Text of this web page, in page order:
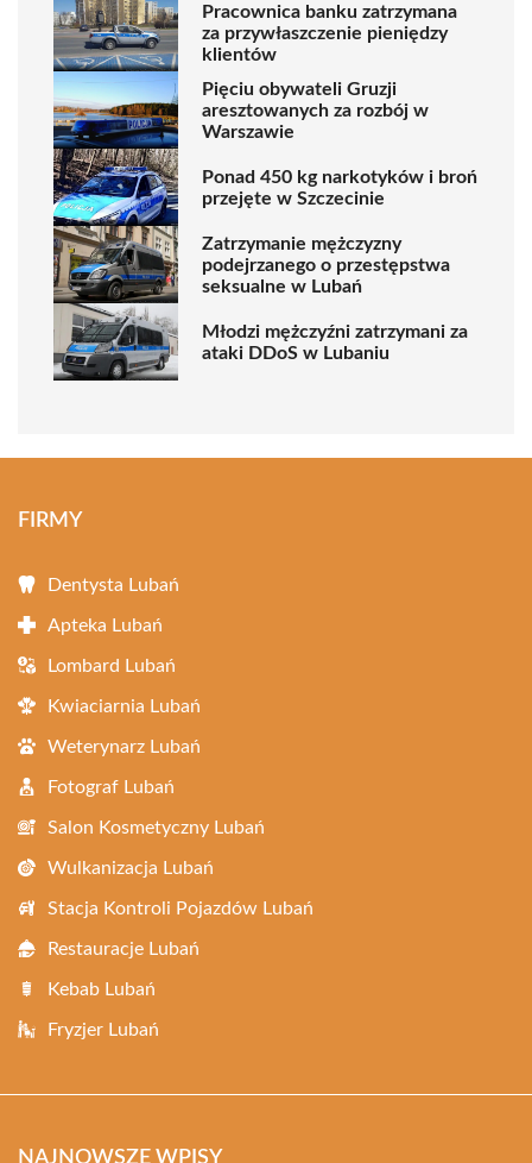
Pracownica banku zatrzymana
za przywłaszczenie pieniędzy
klientów
Pięciu obywateli Gruzji
aresztowanych za rozbój w
Warszawie
Ponad 450 kg narkotyków i broń
przejęte w Szczecinie
Zatrzymanie mężczyzny
podejrzanego o przestępstwa
seksualne w Lubań
Młodzi mężczyźni zatrzymani za
ataki DDoS w Lubaniu
FIRMY
Dentysta Lubań
Apteka Lubań
Lombard Lubań
Kwiaciarnia Lubań
Weterynarz Lubań
Fotograf Lubań
Salon Kosmetyczny Lubań
Wulkanizacja Lubań
Stacja Kontroli Pojazdów Lubań
Restauracje Lubań
Kebab Lubań
Fryzjer Lubań
NAJNOWSZE WPISY